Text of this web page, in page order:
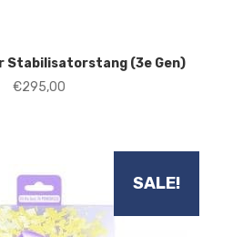
Stabilisatorstang (3e Gen)
€295,00
SALE!